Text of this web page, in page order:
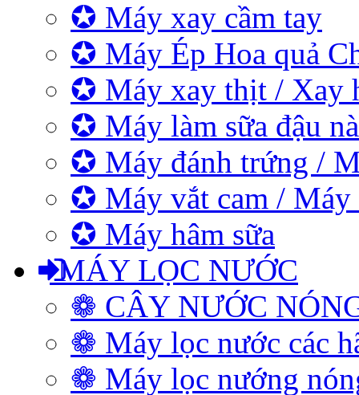
✪ Máy xay cầm tay
✪ Máy Ép Hoa quả
✪ Máy xay thịt / Xay
✪ Máy làm sữa đậu
✪ Máy đánh trứng /
✪ Máy vắt cam / Máy
✪ Máy hâm sữa
MÁY LỌC NƯỚC
❁ CÂY NƯỚC
❁ Máy lọc nước các
❁ Máy lọc nướng